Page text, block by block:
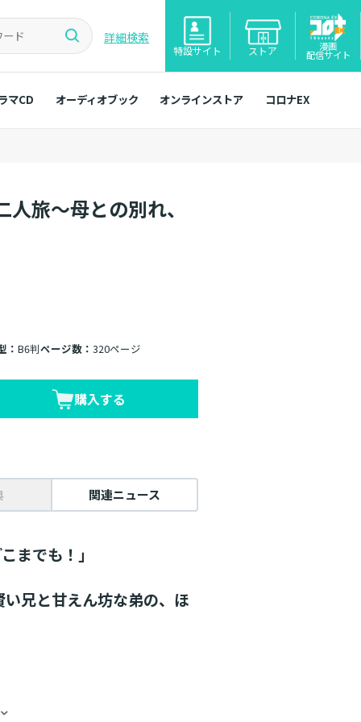
詳細検索
特設サイト ストア 漫画
配信サイト
マCD オーディオブック オンラインストア コロナEX
旅～母との別れ、
：B6判ページ数：320ページ
購入する
関連ニュース
までも！」
兄と甘えん坊な弟の、ほ